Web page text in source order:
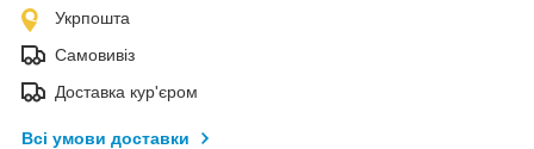
Укрпошта
Самовивіз
Доставка кур'єром
Всі умови доставки